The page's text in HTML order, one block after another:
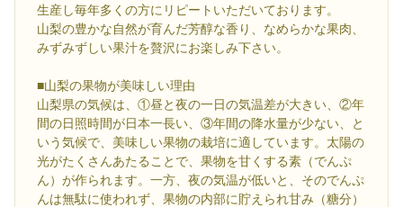
生産し毎年多くの方にリピートいただいております。
山梨の豊かな自然が育んだ芳醇な香り、なめらかな果肉、
みずみずしい果汁を贅沢にお楽しみ下さい。
■山梨の果物が美味しい理由
山梨県の気候は、①昼と夜の一日の気温差が大きい、②年
間の日照時間が日本一長い、③年間の降水量が少ない、と
いう気候で、美味しい果物の栽培に適しています。太陽の
光がたくさんあたることで、果物を甘くする素（でんぷ
ん）が作られます。一方、夜の気温が低いと、そのでんぷ
んは無駄に使われず、果物の内部に貯えられ甘み（糖分）